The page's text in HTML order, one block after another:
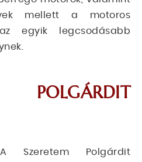
mellett a motoros
egyik legcsodásabb
POLGÁRDIT
A Szeretem Polgárdit